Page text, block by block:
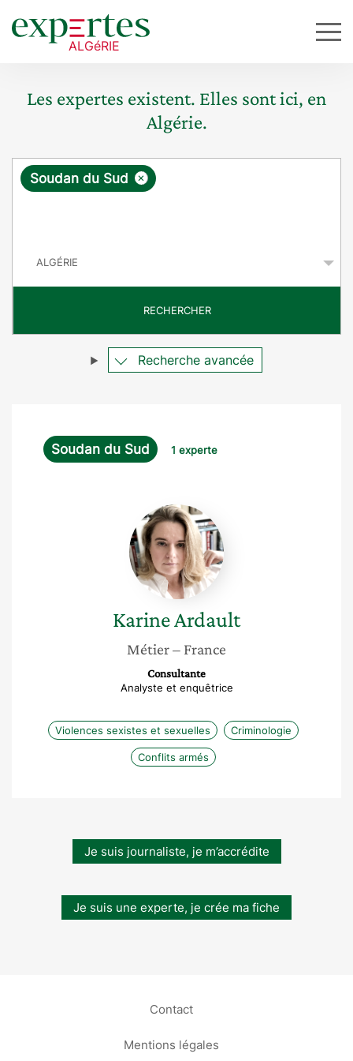
Les expertes existent. Elles sont ici, en
Algérie.
R
ê
e
×
Soudan du Sud
RECHERCHER
Recherche avancée
Soudan du Sud 1 experte
Karine
Ardault
KarineArdault
Métier– France
Consultante
Analyste et enquêtrice
Violences sexistes et sexuelles Criminologie
Conflits armés
Je suis journaliste, je m’accrédite
Je suis une experte, je crée ma fiche
Contact
Mentions légales